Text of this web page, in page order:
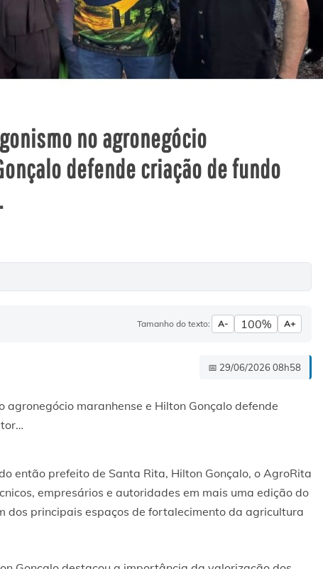
no agronegócio
defende criação de fundo
Tamanho do texto: A- 100% A+
📅 29/06/2026 08h58
então prefeito de Santa Rita, Hilton Gonçalo, o AgroRita
empresários e autoridades em mais uma edição do
dos principais espaços de fortalecimento da agricultura